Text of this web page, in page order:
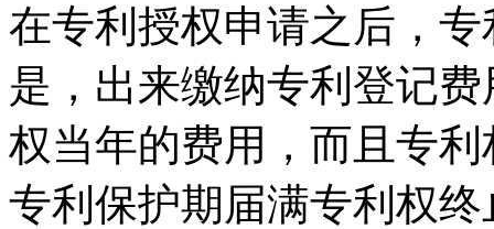
在专利授权申请之后，
是，出来缴纳专利登记
权当年的费用，而且专
专利保护期届满专利权